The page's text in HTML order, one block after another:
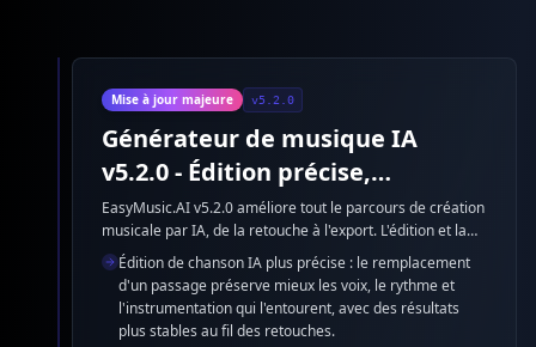
Mise à jour majeure v5.2.0
Générateur de musique IA
v5.2.0 - Édition précise,
extensions fluides et
téléchargements fiables
EasyMusic.AI v5.2.0 améliore tout le parcours de création
musicale par IA, de la retouche à l'export. L'édition et la
prolongation des chansons gagnent en précision, les
téléchargements audio sont plus fiables, Enhance Style
devient gratuit et les modèles de musique IA produisent
des résultats plus cohérents et stables.
Édition de chanson IA plus précise : le remplacement
d'un passage préserve mieux les voix, le rythme et
l'instrumentation qui l'entourent, avec des résultats
plus stables au fil des retouches.